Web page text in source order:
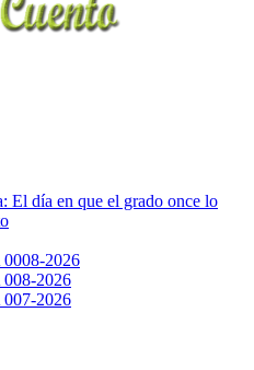
El día en que el grado once lo
2026
2026
2026